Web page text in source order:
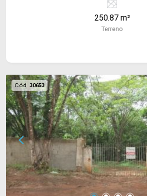
250.87 m²
Terreno
Cód. 30653